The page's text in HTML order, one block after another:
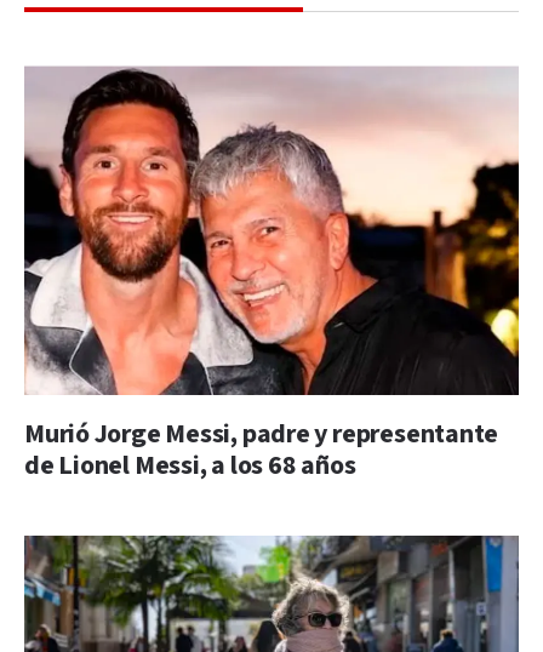
Murió Jorge Messi, padre y representante
de Lionel Messi, a los 68 años